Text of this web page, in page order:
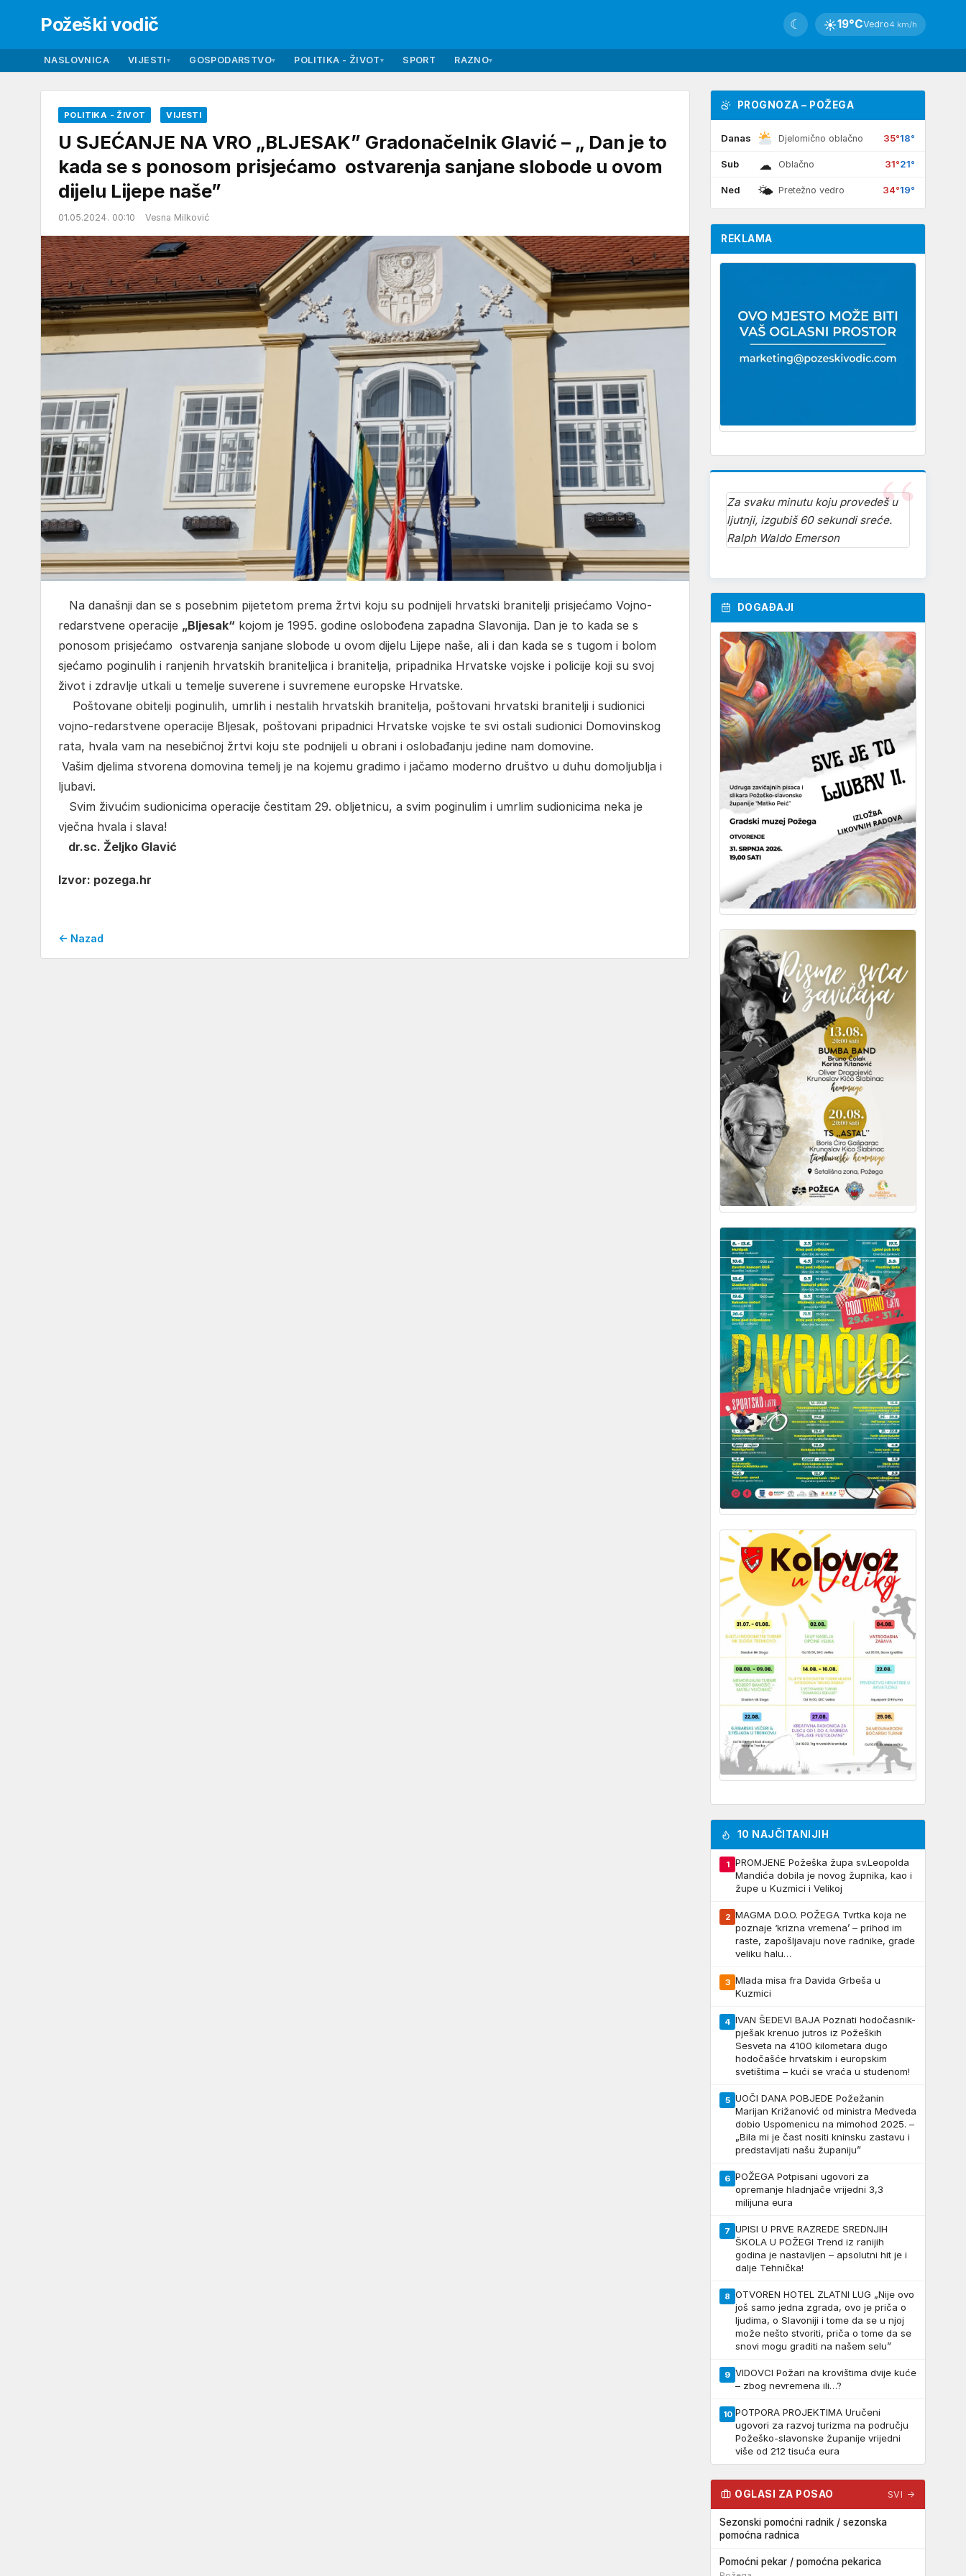
Požeški vodič ☀19°CVedro4 km/h
☾
NASLOVNICA VIJESTI▾ GOSPODARSTVO▾ POLITIKA - ŽIVOT▾ SPORT RAZNO▾
POLITIKA - ŽIVOT VIJESTI
U SJEĆANJE NA VRO „BLJESAK” Gradonačelnik Glavić – „ Dan je to
kada se s ponosom prisjećamo ostvarenja sanjane slobode u ovom
dijelu Lijepe naše”
01.05.2024. 00:10 Vesna Milković
Na današnji dan se s posebnim pijetetom prema žrtvi koju su podnijeli hrvatski branitelji prisjećamo Vojno-
redarstvene operacije „Bljesak“ kojom je 1995. godine oslobođena zapadna Slavonija. Dan je to kada se s
ponosom prisjećamo ostvarenja sanjane slobode u ovom dijelu Lijepe naše, ali i dan kada se s tugom i bolom
sjećamo poginulih i ranjenih hrvatskih braniteljica i branitelja, pripadnika Hrvatske vojske i policije koji su svoj
život i zdravlje utkali u temelje suverene i suvremene europske Hrvatske.
Poštovane obitelji poginulih, umrlih i nestalih hrvatskih branitelja, poštovani hrvatski branitelji i sudionici
vojno-redarstvene operacije Bljesak, poštovani pripadnici Hrvatske vojske te svi ostali sudionici Domovinskog
rata, hvala vam na nesebičnoj žrtvi koju ste podnijeli u obrani i oslobađanju jedine nam domovine.
Vašim djelima stvorena domovina temelj je na kojemu gradimo i jačamo moderno društvo u duhu domoljublja i
ljubavi.
Svim živućim sudionicima operacije čestitam 29. obljetnicu, a svim poginulim i umrlim sudionicima neka je
vječna hvala i slava!
dr.sc. Željko Glavić
Izvor: pozega.hr
← Nazad
PROGNOZA – POŽEGA
Danas Djelomično oblačno 35°18°
Sub ☁ Oblačno 31°21°
Ned 🌤 Pretežno vedro 34°19°
REKLAMA
Za svaku minutu koju provedeš u
ljutnji, izgubiš 60 sekundi sreće.
Ralph Waldo Emerson
DOGAĐAJI
10 NAJČITANIJIH
1
PROMJENE Požeška župa sv.Leopolda
Mandića dobila je novog župnika, kao i
župe u Kuzmici i Velikoj
2 MAGMA D.O.O. POŽEGA Tvrtka koja ne
poznaje ‘krizna vremena’ – prihod im
raste, zapošljavaju nove radnike, grade
veliku halu…
3 Mlada misa fra Davida Grbeša u
Kuzmici
4 IVAN ŠEDEVI BAJA Poznati hodočasnik-
pješak krenuo jutros iz Požeških
Sesveta na 4100 kilometara dugo
hodočašće hrvatskim i europskim
svetištima – kući se vraća u studenom!
5 UOČI DANA POBJEDE Požežanin
Marijan Križanović od ministra Medveda
dobio Uspomenicu na mimohod 2025. –
„Bila mi je čast nositi kninsku zastavu i
predstavljati našu županiju”
6 POŽEGA Potpisani ugovori za
opremanje hladnjače vrijedni 3,3
milijuna eura
7 UPISI U PRVE RAZREDE SREDNJIH
ŠKOLA U POŽEGI Trend iz ranijih
godina je nastavljen – apsolutni hit je i
dalje Tehnička!
8 OTVOREN HOTEL ZLATNI LUG „Nije ovo
još samo jedna zgrada, ovo je priča o
ljudima, o Slavoniji i tome da se u njoj
može nešto stvoriti, priča o tome da se
snovi mogu graditi na našem selu”
9 VIDOVCI Požari na krovištima dvije kuće
– zbog nevremena ili…?
10 POTPORA PROJEKTIMA Uručeni
ugovori za razvoj turizma na području
Požeško-slavonske županije vrijedni
više od 212 tisuća eura
OGLASI ZA POSAO SVI →
Sezonski pomoćni radnik / sezonska
pomoćna radnica
Pomoćni pekar / pomoćna pekarica